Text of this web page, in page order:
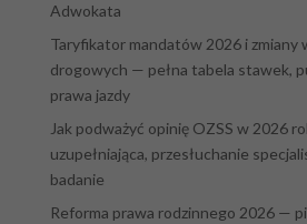
Adwokata
Taryfikator mandatów 2026 i zmiany
drogowych — pełna tabela stawek,
prawa jazdy
Jak podważyć opinię OZSS w 2026
uzupełniająca, przesłuchanie
badanie
Reforma prawa rodzinnego 2026 —